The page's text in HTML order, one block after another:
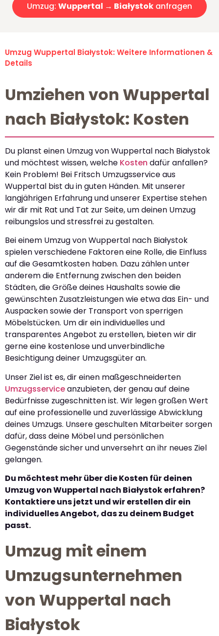
Umzug: Wuppertal → Białystok anfragen
Umzug Wuppertal Białystok: Weitere Informationen &
Details
Umziehen von Wuppertal
nach Białystok: Kosten
Du planst einen Umzug von Wuppertal nach Białystok
und möchtest wissen, welche Kosten dafür anfallen?
Kein Problem! Bei Fritsch Umzugsservice aus
Wuppertal bist du in guten Händen. Mit unserer
langjährigen Erfahrung und unserer Expertise stehen
wir dir mit Rat und Tat zur Seite, um deinen Umzug
reibungslos und stressfrei zu gestalten.
Bei einem Umzug von Wuppertal nach Białystok
spielen verschiedene Faktoren eine Rolle, die Einfluss
auf die Gesamtkosten haben. Dazu zählen unter
anderem die Entfernung zwischen den beiden
Städten, die Größe deines Haushalts sowie die
gewünschten Zusatzleistungen wie etwa das Ein- und
Auspacken sowie der Transport von sperrigen
Möbelstücken. Um dir ein individuelles und
transparentes Angebot zu erstellen, bieten wir dir
gerne eine kostenlose und unverbindliche
Besichtigung deiner Umzugsgüter an.
Unser Ziel ist es, dir einen maßgeschneiderten
Umzugsserviceanzubieten, der genau auf deine
Bedürfnisse zugeschnitten ist. Wir legen großen Wert
auf eine professionelle und zuverlässige Abwicklung
deines Umzugs. Unsere geschulten Mitarbeiter sorgen
dafür, dass deine Möbel und persönlichen
Gegenstände sicher und unversehrt an ihr neues Ziel
gelangen.
Du möchtest mehr über die Kosten für deinen
Umzug von Wuppertal nach Białystok erfahren?
Kontaktiere uns jetzt und wir erstellen dir ein
individuelles Angebot, das zu deinem Budget
passt.
Umzug mit einem
Umzugsunternehmen
von Wuppertal nach
Białystok